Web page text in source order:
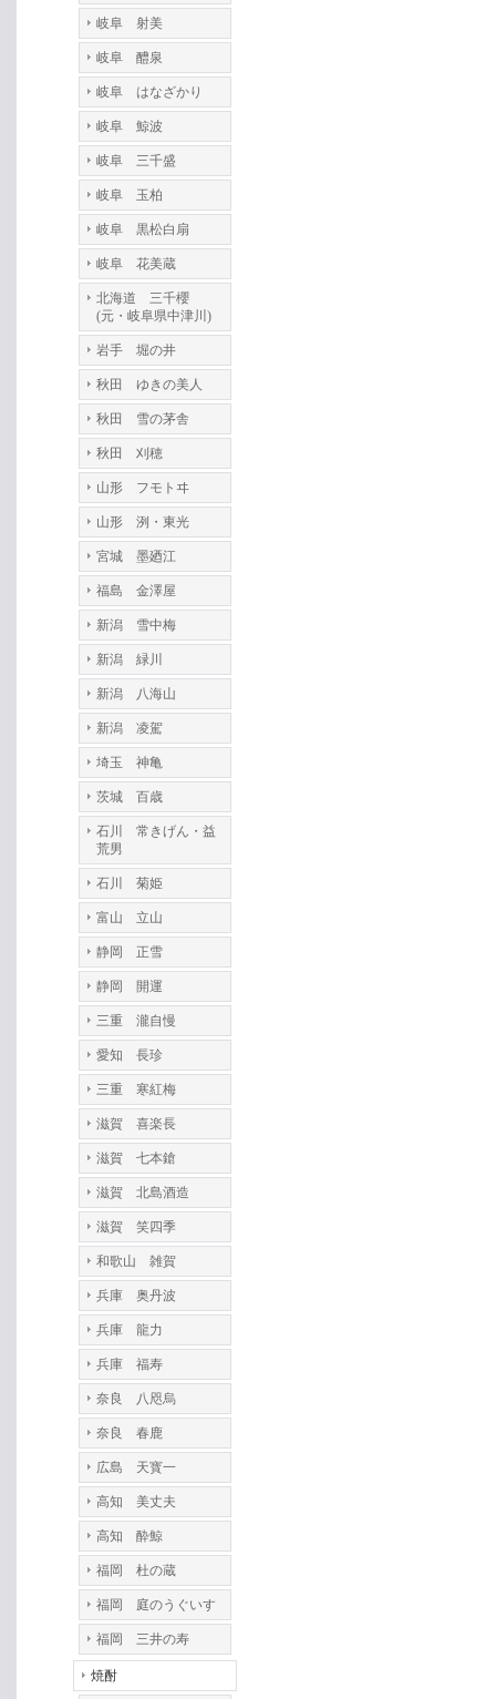
岐阜 射美
岐阜 醴泉
岐阜 はなざかり
岐阜 鯨波
岐阜 三千盛
岐阜 玉柏
岐阜 黒松白扇
岐阜 花美蔵
北海道 三千櫻
(元・岐阜県中津川)
岩手 堀の井
秋田 ゆきの美人
秋田 雪の茅舎
秋田 刈穂
山形 フモトヰ
山形 洌・東光
宮城 墨廼江
福島 金澤屋
新潟 雪中梅
新潟 緑川
新潟 八海山
新潟 凌駕
埼玉 神亀
茨城 百歳
石川 常きげん・益
荒男
石川 菊姫
富山 立山
静岡 正雪
静岡 開運
三重 瀧自慢
愛知 長珍
三重 寒紅梅
滋賀 喜楽長
滋賀 七本鎗
滋賀 北島酒造
滋賀 笑四季
和歌山 雑賀
兵庫 奥丹波
兵庫 龍力
兵庫 福寿
奈良 八咫烏
奈良 春鹿
広島 天寳一
高知 美丈夫
高知 酔鯨
福岡 杜の蔵
福岡 庭のうぐいす
福岡 三井の寿
焼酎